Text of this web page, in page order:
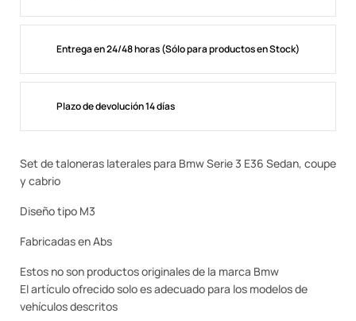
Entrega en 24/48 horas (Sólo para productos en Stock)
Plazo de devolución 14 días
Set de taloneras laterales para Bmw Serie 3 E36 Sedan, coupe
y cabrio
Diseño tipo M3
Fabricadas en Abs
Estos no son productos originales de la marca Bmw
El artículo ofrecido solo es adecuado para los modelos de
vehículos descritos